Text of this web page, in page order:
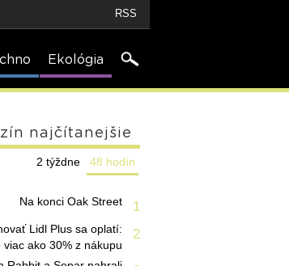
RSS
Ekológia
najčítanejšie
48 hodín
2 týždne
1
Na konci Oak Street
2
Lidl Plus sa oplatí:
viac ako 30% z nákupu